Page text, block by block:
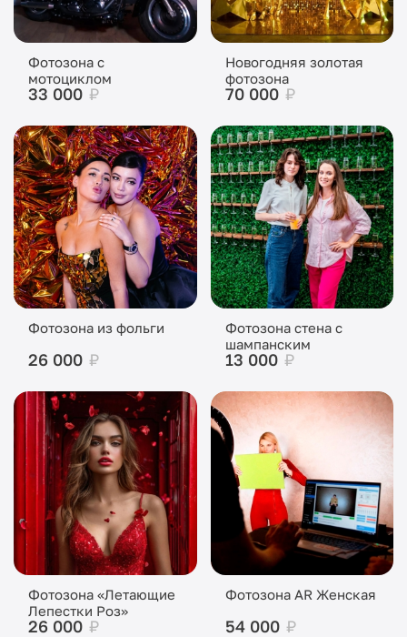
Фотозона с
мотоциклом
33 000 ₽
Новогодняя золотая
фотозона
70 000 ₽
Фотозона из фольги
26 000 ₽
Фотозона стена с
шампанским
13 000 ₽
Фотозона «Летающие
Лепестки Роз»
26 000 ₽
Фотозона AR Женская
54 000 ₽